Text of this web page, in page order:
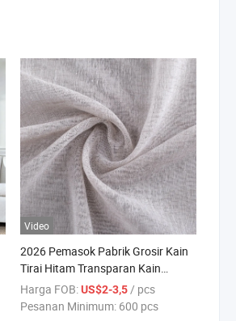
Video
2026 Pemasok Pabrik Grosir Kain
Tirai Hitam Transparan Kain
Poliester Kain Linen Transparan
Harga FOB:US$2-3,5/ pcs
Pesanan Minimum: 600 pcs